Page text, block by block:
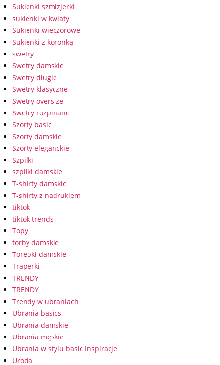
Sukienki szmizjerki
sukienki w kwiaty
Sukienki wieczorowe
Sukienki z koronką
swetry
Swetry damskie
Swetry długie
Swetry klasyczne
Swetry oversize
Swetry rozpinane
Szorty basic
Szorty damskie
Szorty eleganckie
Szpilki
szpilki damskie
T-shirty damskie
T-shirty z nadrukiem
tiktok
tiktok trends
Topy
torby damskie
Torebki damskie
Traperki
TRENDY
TRENDY
Trendy w ubraniach
Ubrania basics
Ubrania damskie
Ubrania męskie
Ubrania w stylu basic Inspiracje
Uroda